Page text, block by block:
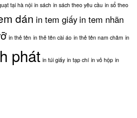
tại hà nội in sách in sách theo yêu cầu in sổ theo
dán in tem giấy in tem nhãn
in thẻ tên in thẻ tên cài áo in thẻ tên nam châm in
phát in túi giấy in tạp chí in vỏ hộp in